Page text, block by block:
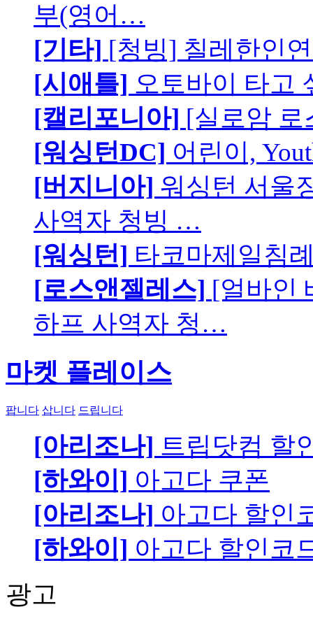
부(영어…
[기타] [청빙] 칠레한인
[시애틀] 오토바이 타고
[캘리포니아] [실로암 로
[워싱턴DC] 어린이,
[버지니아] 워싱턴 서울
사역자 청빙 …
[워싱턴] 타코마제일침
[로스앤젤레스] [얼바인
하프 사역자 청…
마켓 플레이스
팝니다 삽니다 드립니다
[아리조나] 트립닷컴 할
[하와이] 아고다 쿠폰
[아리조나] 아고다 할인
[하와이] 아고다 할인코
광고